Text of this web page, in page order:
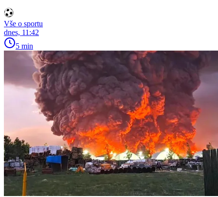
Vše o sportu
dnes, 11:42
5 min